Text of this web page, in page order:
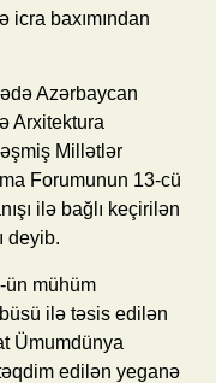
icra baxımından
Azərbaycan
Arxitektura
Millətlər
Forumunun 13-cü
ilə bağlı keçirilən
deyib.
ün mühüm
ilə təsis edilən
Ümumdünya
edilən yeganə